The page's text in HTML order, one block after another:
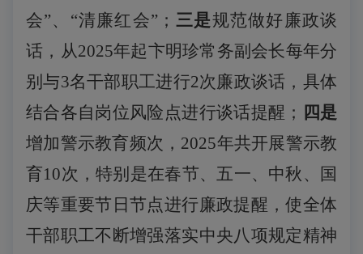
会”、“清廉红会”； 三是规范做好廉政谈
话， 从2025年起卞明珍常务副会长每年分
别与3名干部职工进行2次廉政谈话，具体
结合各自岗位风险点进行谈话提醒；
四是
增加警示教育频次， 2025年共开展警示教
育10次，特别是在春节、五一、 中秋、国
庆等重要节日节点进行廉政提醒，使全体
干部职工不断增强落实中央八项规定精神